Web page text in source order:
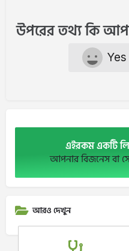
উপরের তথ্য কি
Yes
এইরকম একটি
আপনার বিজনেস বা
আরও দেখুন